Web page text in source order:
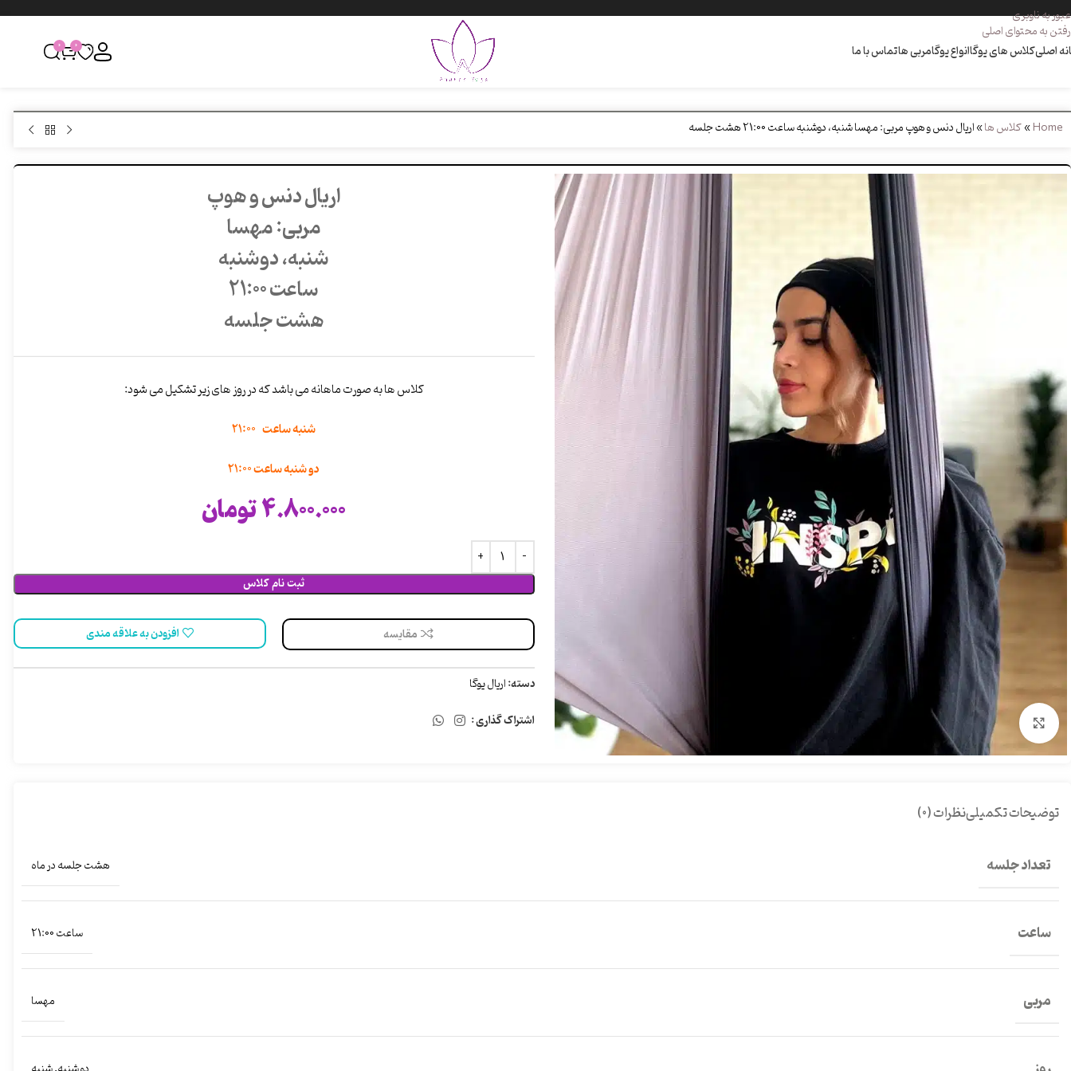
عبور به ناوبری
رفتن به محتوای اصلی
اصلیکلاس های یوگاانواع یوگامربی هاتماس با ما 0
0
Home
»کلاس ها»اریال دنس و هوپ مربی: مهسا شنبه، دوشنبه ساعت 21:00 هشت جلسه
بزرگنمایی تصویر
اریال دنس و هوپ
مربی: مهسا
شنبه، دوشنبه
ساعت 21:00
هشت جلسه
کلاس ها به صورت ماهانه می باشد که در روز های زیر تشکیل می شود:
شنبه ساعت 21:00
دو شنبه ساعت 21:00
4.800.000تومان
ثبت نام کلاس
مقایسه افزودن به علاقه مندی
دسته:اریال یوگا
اشتراک گذاری :
توضیحات تکمیلینظرات (0)
تعداد جلسه
هشت جلسه در ماه
ساعت ساعت 21:00
مربی مهسا